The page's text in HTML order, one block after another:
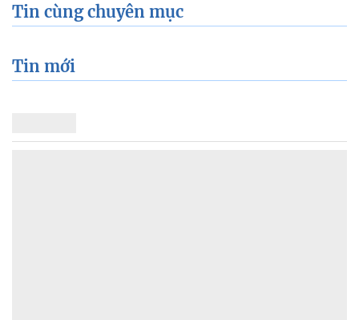
Tin cùng chuyên mục
Tin mới